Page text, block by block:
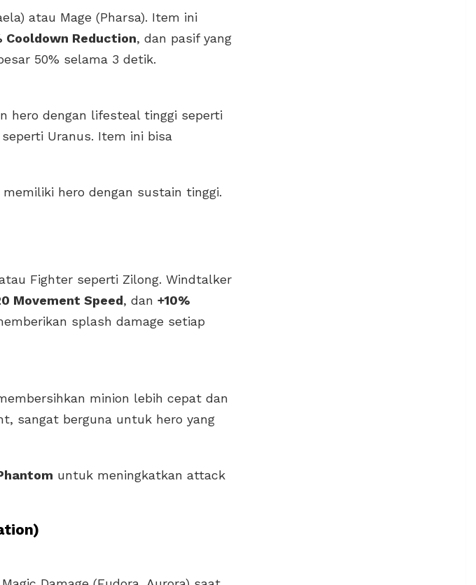
atau Mage (Pharsa). Item ini
Cooldown Reduction, dan pasif yang
50% selama 3 detik.
hero dengan lifesteal tinggi seperti
Uranus. Item ini bisa
hero dengan sustain tinggi.
Fighter seperti Zilong. Windtalker
Movement Speed, dan +10%
splash damage setiap
minion lebih cepat dan
sangat berguna untuk hero yang
untuk meningkatkan attack